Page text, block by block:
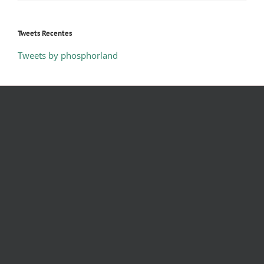
Tweets Recentes
Tweets by phosphorland